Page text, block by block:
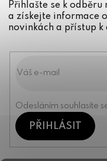
Přihlašte se k odběru
a získejte informace o
novinkách a přístup k
Odesláním souhlasíte
PŘIHLÁSIT